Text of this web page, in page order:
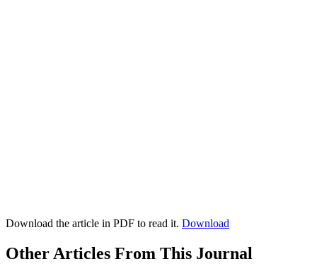
Download the article in PDF to read it. Download
Other Articles From This Journal